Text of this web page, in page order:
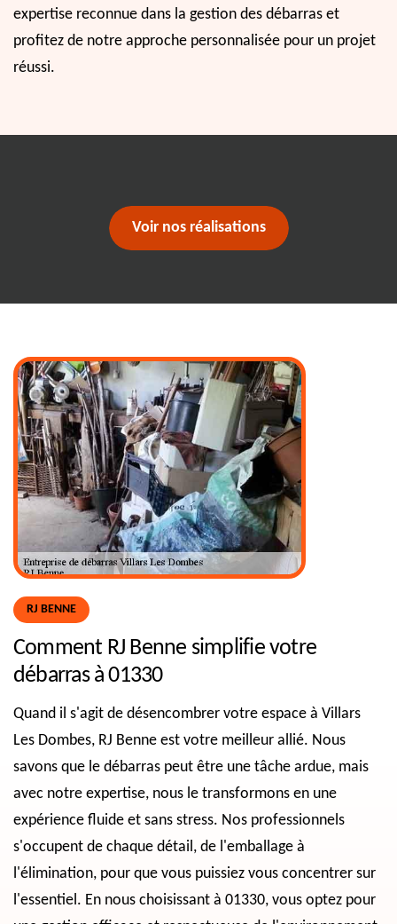
expertise reconnue dans la gestion des débarras et
profitez de notre approche personnalisée pour un projet
réussi.
Voir nos réalisations
RJ BENNE
Comment RJ Benne simplifie votre
débarras à 01330
Quand il s'agit de désencombrer votre espace à Villars
Les Dombes, RJ Benne est votre meilleur allié. Nous
savons que le débarras peut être une tâche ardue, mais
avec notre expertise, nous le transformons en une
expérience fluide et sans stress. Nos professionnels
s'occupent de chaque détail, de l'emballage à
l'élimination, pour que vous puissiez vous concentrer sur
l'essentiel. En nous choisissant à 01330, vous optez pour